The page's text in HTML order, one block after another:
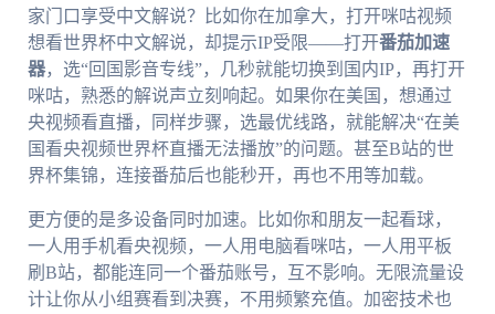
家门口享受中文解说？比如你在加拿大，打开咪咕视频
想看世界杯中文解说，却提示IP受限——打开番茄加速
器，选“回国影音专线”，几秒就能切换到国内IP，再打开
咪咕，熟悉的解说声立刻响起。如果你在美国，想通过
央视频看直播，同样步骤，选最优线路，就能解决“在美
国看央视频世界杯直播无法播放”的问题。甚至B站的世
界杯集锦，连接番茄后也能秒开，再也不用等加载。
更方便的是多设备同时加速。比如你和朋友一起看球，
一人用手机看央视频，一人用电脑看咪咕，一人用平板
刷B站，都能连同一个番茄账号，互不影响。无限流量设
计让你从小组赛看到决赛，不用频繁充值。加密技术也